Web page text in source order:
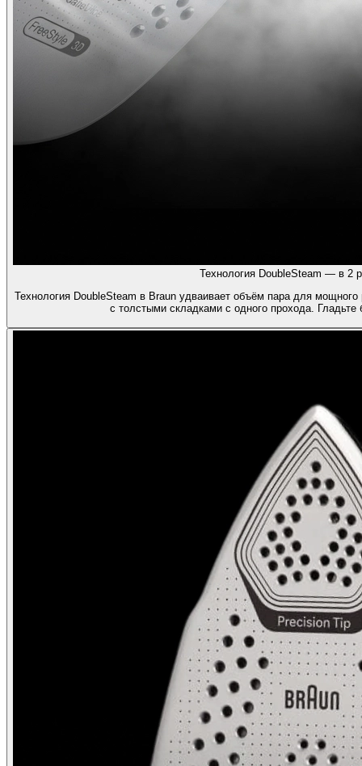
Технология DoubleSteam — в 2
Технология DoubleSteam в Braun удваивает объём пара для
с толстыми складками с одного прохода.